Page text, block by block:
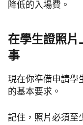
降低的入場費。
在學生證照
事
現在你準備申請學
的基本要求。
記住，照片必須至